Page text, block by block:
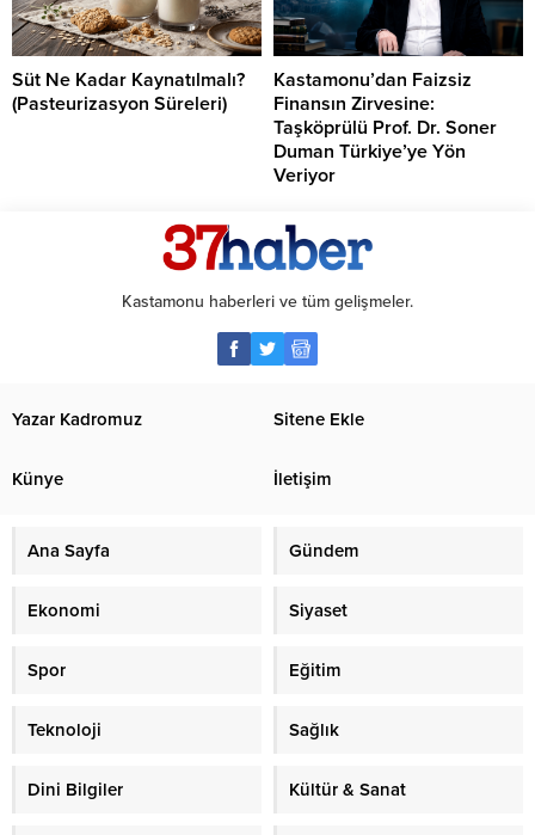
Süt Ne Kadar Kaynatılmalı?
(Pasteurizasyon Süreleri)
Kastamonu’dan Faizsiz
Finansın Zirvesine:
Taşköprülü Prof. Dr. Soner
Duman Türkiye’ye Yön
Veriyor
Kastamonu haberleri ve tüm gelişmeler.
Yazar Kadromuz Sitene Ekle
Künye İletişim
Ana Sayfa Gündem
Ekonomi Siyaset
Spor Eğitim
Teknoloji Sağlık
Dini Bilgiler Kültür & Sanat